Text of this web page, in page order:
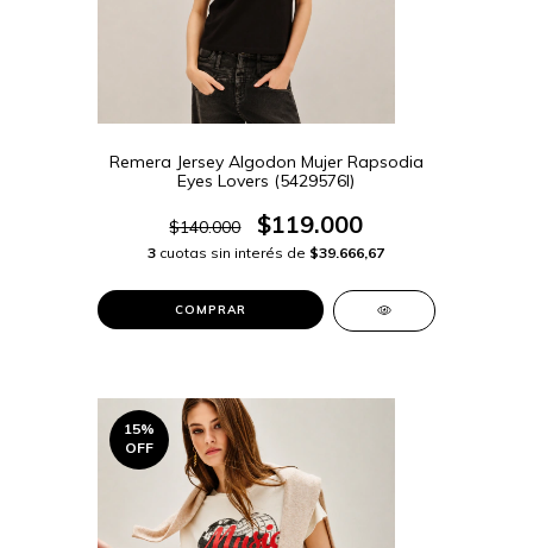
Remera Jersey Algodon Mujer Rapsodia
Eyes Lovers (5429576I)
$140.000 $119.000
3 cuotas sin interés de $39.666,67
COMPRAR
15%
OFF